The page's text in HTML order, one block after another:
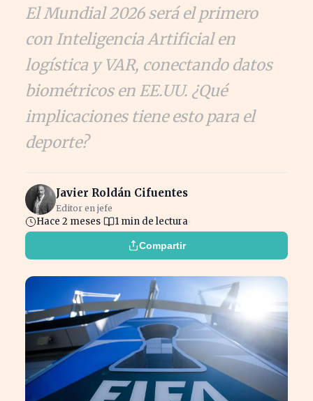
El Mundial 2026 será el primero
con Inteligencia Artificial en
logística y VAR, conectando datos
biométricos en EE.UU. ¿Qué
implicaciones tiene esto para el
deporte?
Javier Roldán Cifuentes
Editor en jefe
Hace 2 meses 1 min de lectura
Compartir